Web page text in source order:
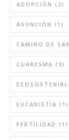
ADOPCIÓN (2)
ASUNCIÓN (1)
CAMINO DE
CUARESMA (3)
EUCARISTÍA (1)
FERTILIDAD (1)